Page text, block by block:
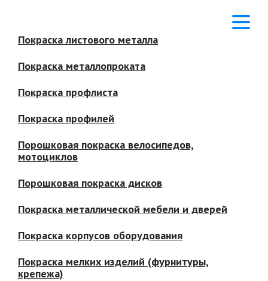
Покраска листового металла
Покраска металлопроката
Покраска профлиста
Покраска профилей
Порошковая покраска велосипедов,
мотоциклов
Порошковая покраска дисков
Покраска металлической мебели и дверей
Покраска корпусов оборудования
Покраска мелких изделий (фурнитуры,
крепежа)